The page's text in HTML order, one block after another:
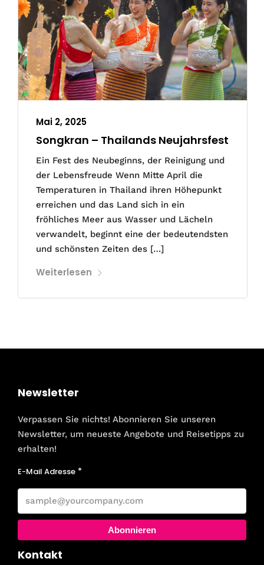
Mai 2, 2025
Songkran – Thailands Neujahrsfest
Ein Fest des Neubeginns, der Reinigung und
der Lebensfreude Wenn Mitte April die
Temperaturen in Thailand ihren Höhepunkt
erreichen und das Land sich in ein
fröhliches Meer aus Wasser und Lächeln
verwandelt, beginnt eine der bedeutendsten
und schönsten Zeiten des […]
Weiterlesen
Newsletter
Verpassen Sie nichts! Abonnieren Sie unseren
Newsletter, um neueste Angebote und Reisetipps zu
erhalten!
E-Mail Adresse
Abonnieren
Kontakt